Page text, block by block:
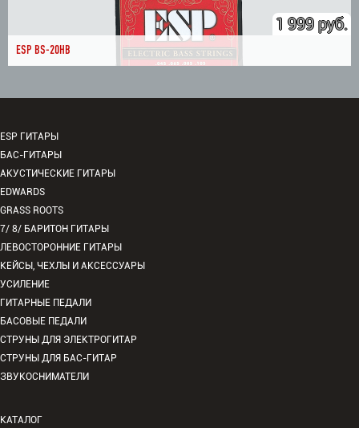
1 999 руб.
ESP BS-20HB
ESP ГИТАРЫ
БАС-ГИТАРЫ
АКУСТИЧЕСКИЕ ГИТАРЫ
EDWARDS
GRASS ROOTS
7/ 8/ БАРИТОН ГИТАРЫ
ЛЕВОСТОРОННИЕ ГИТАРЫ
КЕЙСЫ, ЧЕХЛЫ И АКСЕССУАРЫ
УСИЛЕНИЕ
ГИТАРНЫЕ ПЕДАЛИ
БАСОВЫЕ ПЕДАЛИ
СТРУНЫ ДЛЯ ЭЛЕКТРОГИТАР
СТРУНЫ ДЛЯ БАС-ГИТАР
ЗВУКОСНИМАТЕЛИ
КАТАЛОГ